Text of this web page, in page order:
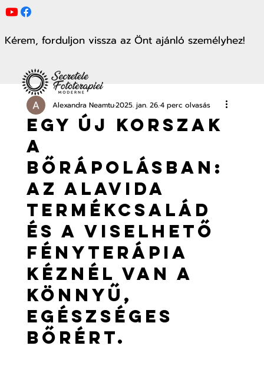
Kérem, forduljon vissza az Önt ajánló személyhez!
Egy új korszak
a
bőrápolásban:
Az Alavida
termékcsalád
és a viselhető
fényterápia
kéznél van a
könnyű,
egészséges
bőrért.
Alexandra Neamtu2025. jan. 26.4 perc olvasás